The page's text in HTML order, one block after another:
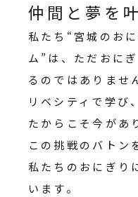
仲間と夢を
私たち“宮城のお
ム”は、ただおに
るのではありませ
リベシティで学び
たからこそ今があ
この挑戦のバトン
私たちのおにぎり
います。